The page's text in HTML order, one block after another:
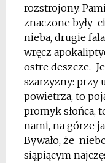
rozstrojony.
znaczone były
nieba, drugie
wręcz
ostre deszcze.
szarzyzny: przy
powietrza, to
promyk słońca,
nami, na górze
Bywało, że
siąpiącym